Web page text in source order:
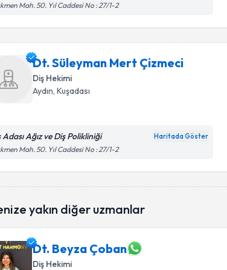
Mah. 50. Yıl Caddesi No : 27/1-2
Dt. Süleyman Mert Çizmeci
Diş Hekimi
Aydın, Kuşadası
Adası Ağız ve Diş Polikliniği Haritada Göster
Mah. 50. Yıl Caddesi No : 27/1-2
yakın diğer uzmanlar
Dt. Beyza Çoban
Diş Hekimi